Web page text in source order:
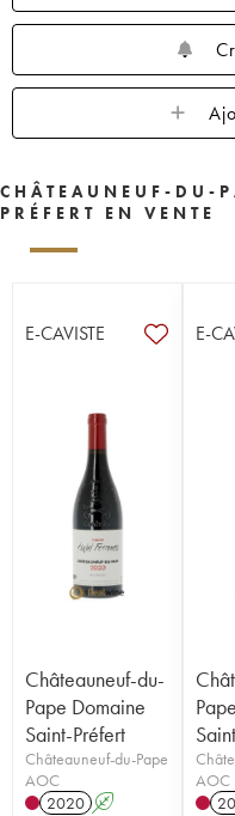
CHÂTEAUNEUF-DU-
PRÉFERT EN VENTE
E-CAVISTE
Châteauneuf-du-
Pape Domaine
Saint-Préfert
Châteauneuf-du-Pape
AOC
2020 A
E-
AOC